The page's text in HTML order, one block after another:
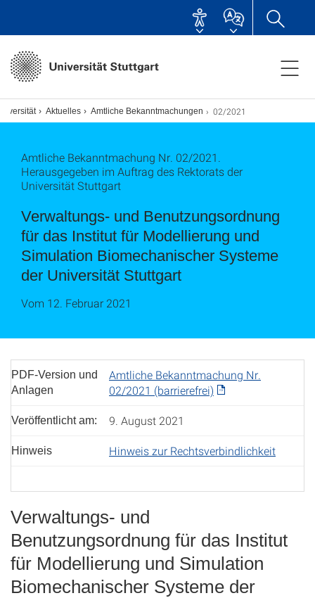
Aktuelles Amtliche Bekanntmachungen 02/2021
Amtliche Bekanntmachung Nr. 02/2021.
Herausgegeben im Auftrag des Rektorats der
Universität Stuttgart
Verwaltungs- und Benutzungsordnung
für das Institut für Modellierung und
Simulation Biomechanischer Systeme
der Universität Stuttgart
Vom 12. Februar 2021
PDF-Version und
Anlagen
Amtliche Bekanntmachung Nr.
02/2021 (barrierefrei)
Veröffentlicht am: 9. August 2021
Hinweis Hinweis zur Rechtsverbindlichkeit
Verwaltungs- und
Benutzungsordnung für das Institut
für Modellierung und Simulation
Biomechanischer Systeme der